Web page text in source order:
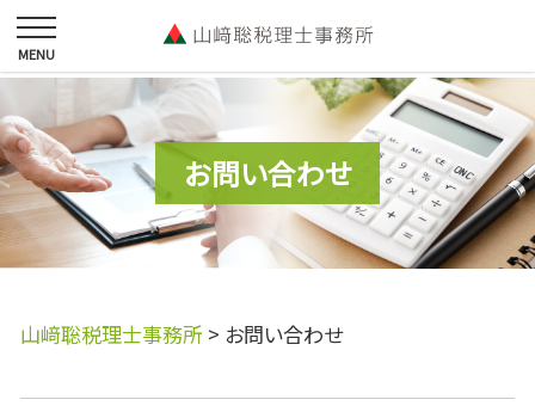
お問い合わせ
山﨑聡税理士事務所 > お問い合わせ